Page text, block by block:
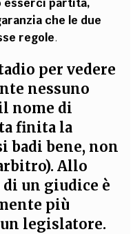
esserci partita,
che le due
regole.
per vedere
nessuno
nome di
finita la
badi bene, non
Allo
un giudice è
più
legislatore.